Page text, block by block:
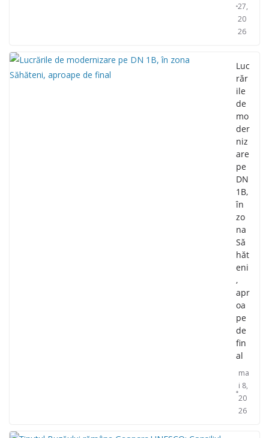
27,
20
26
Luc
răr
ile
de
mo
der
niz
are
pe
DN
1B,
în
zo
na
Să
hăt
eni
,
apr
oa
pe
de
fin
al
ma
i 8,
20
26